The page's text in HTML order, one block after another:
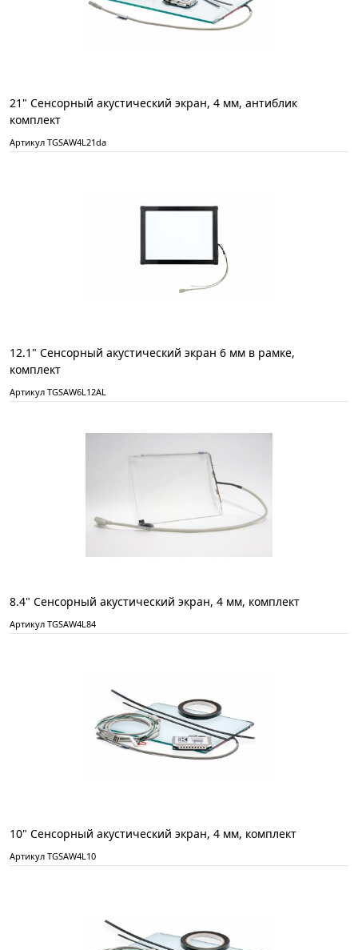
21" Сенсорный акустический экран, 4 мм, антиблик
комплект
Артикул TGSAW4L21da
12.1" Сенсорный акустический экран 6 мм в рамке,
комплект
Артикул TGSAW6L12AL
8.4" Сенсорный акустический экран, 4 мм, комплект
Артикул TGSAW4L84
10" Сенсорный акустический экран, 4 мм, комплект
Артикул TGSAW4L10